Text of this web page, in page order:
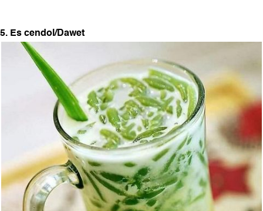
5. Es cendol/Dawet